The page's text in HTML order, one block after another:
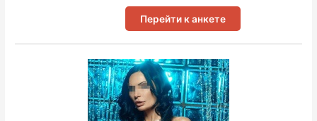
Перейти к анкете